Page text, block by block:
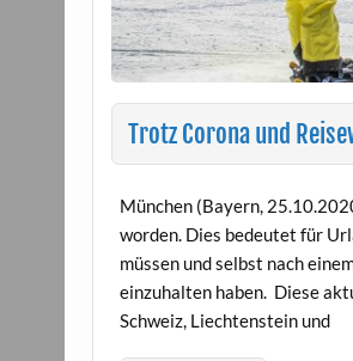
Trotz Corona und
München (Bayern,
worden. Dies bedeutet für
müssen und selbst nach
einzuhalten haben. Diese
Schweiz, Liechtenstein und